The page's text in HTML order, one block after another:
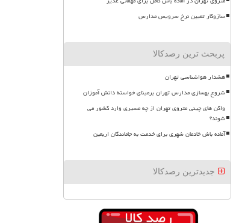
سازوکار تعیین نرخ سرویس مدارس
پربحث ترین رصدکالا
هشدار هواشناسی تهران
شروع بهسازی مدارس تهران برمبنای خواسته دانش آموزان
واگن های چینی متروی تهران از چه مسیری وارد کشور می
شوند؟
آماده باش خادمان شهری برای خدمت به جاماندگان اربعین
جدیدترین رصدکالا